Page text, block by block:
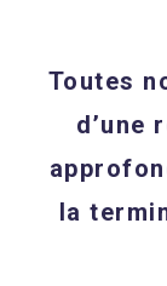
Toutes
d’une
la